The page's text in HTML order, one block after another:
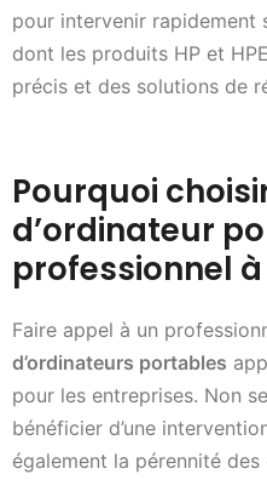
pour intervenir rapidement
dont les produits HP et
précis et des solutions de
Pourquoi
d’ordinateur
professionnel
Faire appel à un
d’ordinateurs portables
pour les entreprises. Non
bénéficier d’une
également la pérennité